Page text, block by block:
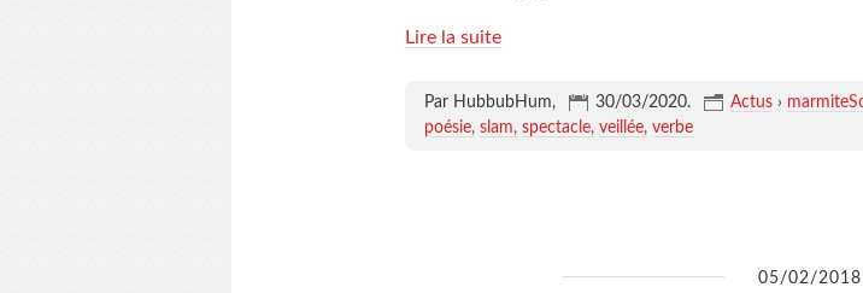
Lire la suite
Par HubbubHum, 30/03/2020. Actus›
poésie slam spectacle veillée verbe
05/02/2018